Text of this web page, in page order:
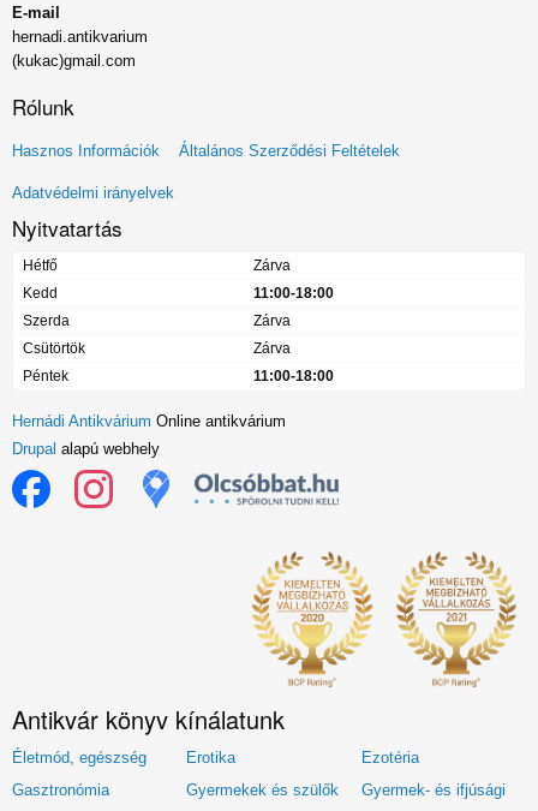
E-mail
hernadi.antikvarium
(kukac)gmail.com
Rólunk
Lábléc
menü
Hasznos Információk Általános Szerződési Feltételek
Adatvédelmi irányelvek
Nyitvatartás
Hétfő
Zárva
Kedd
11:00-18:00
Szerda
Zárva
Csütörtök
Zárva
Péntek
11:00-18:00
Hernádi Antikvárium Online antikvárium
Drupal alapú webhely
Antikvár könyv kínálatunk
Életmód, egészség Erotika
Ezotéria
Gasztronómia
Gyermekek és szülők Gyermek- és ifjúsági